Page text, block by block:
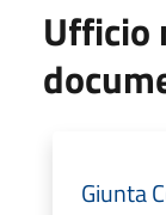
Ufficio
Giunta